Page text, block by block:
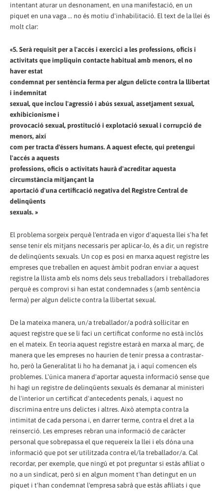
intentant aturar un desnonament, en una manifestació, en un
piquet en una vaga ... no és motiu d'inhabilitació. El text de la llei és
molt clar:
«5. Serà requisit per a l'accés i exercici a les professions, oficis i
activitats que impliquin contacte habitual amb menors, el no
haver estat
condemnat per sentència ferma per algun delicte contra la llibertat
i indemnitat
sexual, que inclou l'agressió i abús sexual, assetjament sexual,
exhibicionisme i
provocació sexual, prostitució i explotació sexual i corrupció de
menors, així
com per tracta d'éssers humans. A aquest efecte, qui pretengui
l'accés a aquests
professions, oficis o activitats haurà d'acreditar aquesta
circumstància mitjançant la
aportació d'una certificació negativa del Registre Central de
delinqüents
sexuals. »
El problema sorgeix perquè l'entrada en vigor d'aquesta llei s'ha fet
sense tenir els mitjans necessaris per aplicar-lo, és a dir, un registre
de delinqüents sexuals. Un cop es posi en marxa aquest registre les
empreses que treballen en aquest àmbit podran enviar a aquest
registre la llista amb els noms dels seus treballadors i treballadores
perquè es comprovi si han estat condemnades s (amb sentència
ferma) per algun delicte contra la llibertat sexual.
De la mateixa manera, un/a treballador/a podrà sol·licitar en
aquest registre que se li faci un certificat conforme no està inclòs
en el mateix. En teoria aquest registre estarà en marxa al març, de
manera que les empreses no haurien de tenir pressa a contrastar-
ho, però la Generalitat li ho ha demanat ja, i aquí comencen els
problemes. L'única manera d'aportar aquesta informació sense que
hi hagi un registre de delinqüents sexuals és demanar al ministeri
de l'interior un certificat d'antecedents penals, i aquest no
discrimina entre uns delictes i altres. Això atempta contra la
intimitat de cada persona i, en darrer terme, contra el dret a la
reinserció. Les empreses rebran una informació de caràcter
personal que sobrepassa el que requereix la llei i els dóna una
informació que pot ser utilitzada contra el/la treballador/a. Cal
recordar, per exemple, que ningú et pot preguntar si estàs afiliat o
no a un sindicat, però si en algun moment t'han detingut en un
piquet i t'han condemnat l'empresa sabrà que estàs afiliats i que